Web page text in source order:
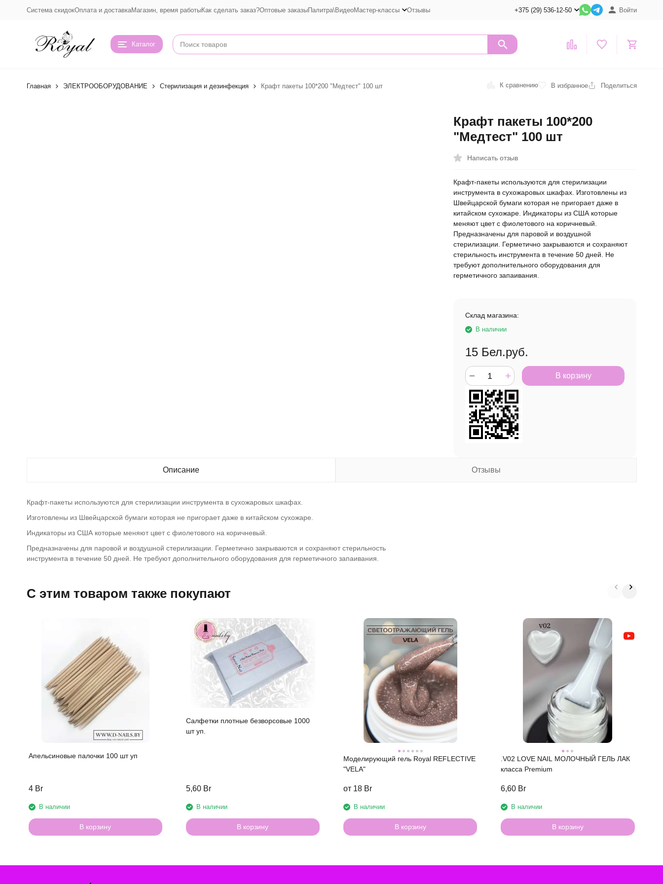
Система скидокОплата и доставкаМагазин, время работыКак сделать заказ?Оптовые заказыПалитра\ВидеоМастер-классы Отзывы +375 (29) 536-12-50 Войти
Каталог
Главная ЭЛЕКТРООБОРУДОВАНИЕ Стерилизация и дезинфекция Крафт пакеты 100*200 "Медтест" 100 шт К сравнению В избранное Поделиться
Крафт пакеты 100*200
"Медтест" 100 шт
Написать отзыв
​Крафт-пакеты используются для стерилизации
инструмента в сухожаровых шкафах​. Изготовлены из
Швейцарской бумаги которая не пригорает даже в
китайском сухожаре. Индикаторы из США которые
меняют цвет с фиолетового на коричневый.
Предназначены для паровой и воздушной
стерилизации. Герметично закрываются и сохраняют
стерильность инструмента в течение 50 дней. Не
требуют дополнительного оборудования для
герметичного запаивания.
Склад магазина:
В наличии
15 Бел.руб.
В корзину
Описание Отзывы
Крафт-пакеты используются для стерилизации инструмента в сухожаровых шкафах.
Изготовлены из Швейцарской бумаги которая не пригорает даже в китайском сухожаре.
Индикаторы из США которые меняют цвет с фиолетового на коричневый.
Предназначены для паровой и воздушной стерилизации. Герметично закрываются и сохраняют стерильность
инструмента в течение 50 дней. Не требуют дополнительного оборудования для герметичного запаивания.
C этим товаром также покупают
Апельсиновые палочки 100 шт уп
4 Br
В наличии
В корзину
Салфетки плотные безворсовые 1000
шт уп.
5,60 Br
В наличии
В корзину
Моделирующий гель Royal REFLECTIVE
"VELA"
от 18 Br
В наличии
В корзину
.V02 LOVE NAIL МОЛОЧНЫЙ ГЕЛЬ ЛАК
класса Premium
6,60 Br
В наличии
В корзину